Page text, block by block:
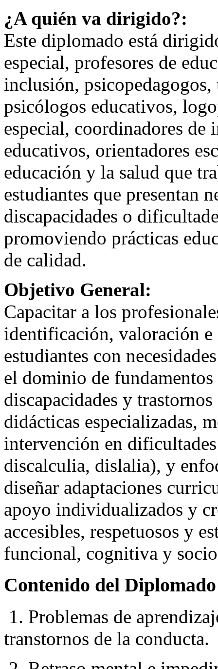
¿A quién va dirigido?:
Este diplomado está
especial, profesores de
inclusión, psicopedagogos,
psicólogos educativos,
especial, coordinadores de
educativos, orientadores
educación y la salud que
estudiantes que presentan
discapacidades o
promoviendo prácticas
de calidad.
Objetivo General:
Capacitar a los
identificación, valoración
estudiantes con
el dominio de
discapacidades y
didácticas especializadas,
intervención en
discalculia, dislalia), y
diseñar adaptaciones
apoyo individualizados y
accesibles, respetuosos y
funcional, cognitiva y
Contenido del
1. Problemas de
transtornos de la conducta.